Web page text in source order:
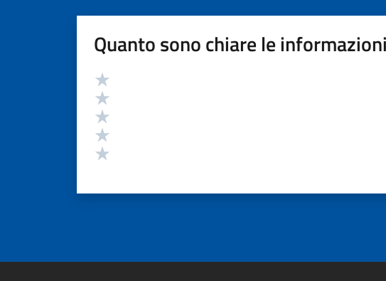
Quanto sono chiare le
Valutazione